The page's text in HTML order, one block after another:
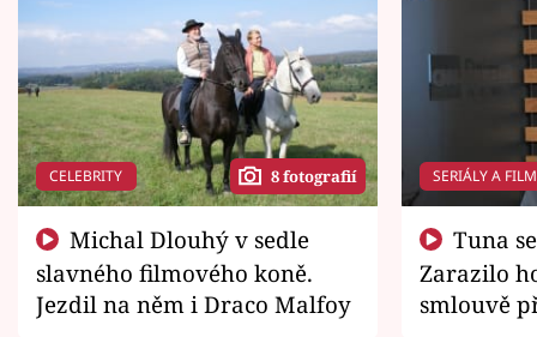
CELEBRITY 8 fotografií
slavného filmového koně.
Jezdil na něm i Draco Malfoy
SERIÁLY A
Zarazilo
smlouvě